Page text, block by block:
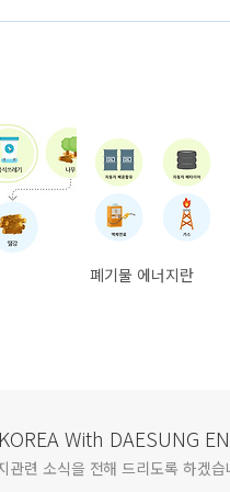
폐기물 에너지란
With DAESUNG
관련 소식을 전해 드리도록 하겠습